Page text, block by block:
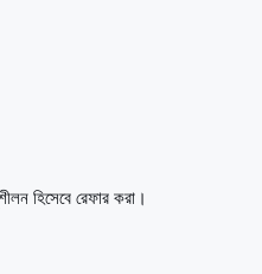
হিসেবে রেফার করা।